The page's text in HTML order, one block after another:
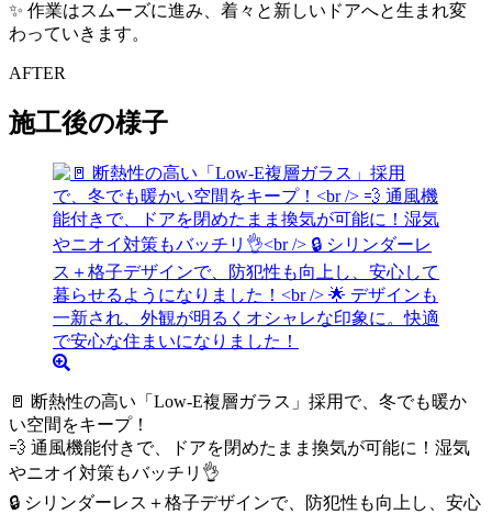
✨ 作業はスムーズに進み、着々と新しいドアへと生まれ変
わっていきます。
AFTER
施工後の様子
🚪 断熱性の高い「Low-E複層ガラス」採用で、冬でも暖か
い空間をキープ！
💨 通風機能付きで、ドアを閉めたまま換気が可能に！湿気
やニオイ対策もバッチリ👌
🔒 シリンダーレス＋格子デザインで、防犯性も向上し、安心